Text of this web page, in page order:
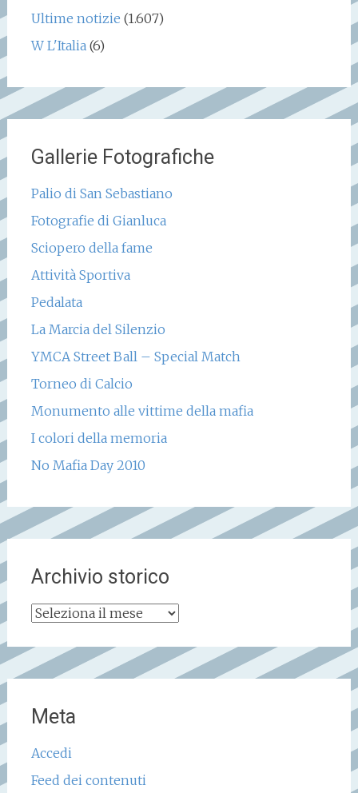
Ultime notizie (1.607)
W L'Italia(6)
Gallerie Fotografiche
Palio di San Sebastiano
Fotografie di Gianluca
Sciopero della fame
Attività Sportiva
Pedalata
La Marcia del Silenzio
YMCA Street Ball – Special Match
Torneo di Calcio
Monumento alle vittime della mafia
I colori della memoria
No Mafia Day 2010
Archivio storico
Archivio
Meta
Accedi
Feed dei contenuti